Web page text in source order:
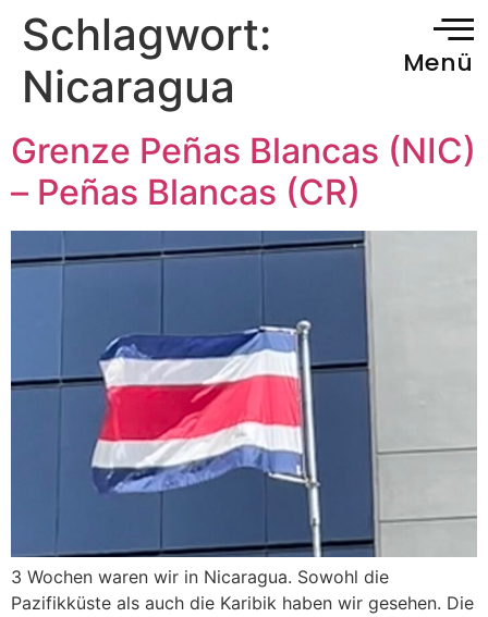
Menü
Schlagwort:
Nicaragua
Grenze Peñas Blancas (NIC)
– Peñas Blancas (CR)
3 Wochen waren wir in Nicaragua. Sowohl die
Pazifikküste als auch die Karibik haben wir gesehen. Die